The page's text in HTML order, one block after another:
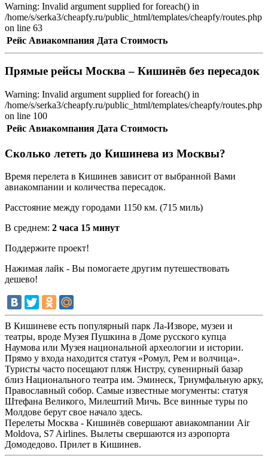
Warning: Invalid argument supplied for foreach() in
/home/s/serka3/cheapfy.ru/public_html/templates/cheapfy/routes.php
on line 63
Рейс Авиакомпания Дата Стоимость
Прямые рейсы Москва – Кишинёв без пересадок
Warning: Invalid argument supplied for foreach() in
/home/s/serka3/cheapfy.ru/public_html/templates/cheapfy/routes.php
on line 100
Рейс Авиакомпания Дата Стоимость
Сколько лететь до Кишинева из Москвы?
Время перелета в Кишинев зависит от выбранной Вами
авиакомпании и количества пересадок.
Расстояние между городами 1150 км. (715 миль)
В среднем: 2 часа 15 минут
Поддержите проект!
Нажимая лайк - Вы помогаете другим путешествовать
дешево!
В Кишиневе есть популярный парк Ла-Изворе, музеи и
театры, вроде Музея Пушкина в Доме русского купца
Наумова или Музея национальной археологии и истории.
Прямо у входа находится статуя «Ромул, Рем и волчица».
Туристы часто посещают пляж Нистру, сувенирный базар
близ Национального театра им. Эминеск, Триумфальную арку,
Православный собор. Самые известные могументы: статуя
Штефана Великого, Милештий Мичь. Все винные туры по
Молдове берут свое начало здесь.
Перелеты Москва - Кишинёв совершают авиакомпании Air
Moldova, S7 Airlines. Вылеты свершаются из аэропорта
Домодедово. Прилет в Кишинев.